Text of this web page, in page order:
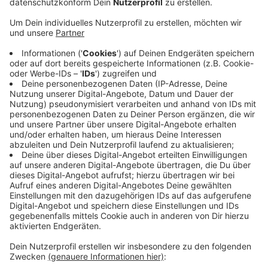
Dem Mann wird vorgeworfen für sein Heimatland
Marokko spioniert zu haben. Laut Anklage soll er
zusammen mit einem Komplizen vor drei Jahren in
Deutschland Anhänger der oppositionellen
marokkanischen "Hirak-Bewegung" ausspioniert haben.
Diese Bewegung setzt sich laut Amnesty International
unter anderem für soziale Gerechtigkeit und eine
bessere Gesundheitsvorsorge in Marokko ein. Der
Angeklagte hatte zuletzt in Willich gewohnt und
wurde dann in Spanien festgenommen.